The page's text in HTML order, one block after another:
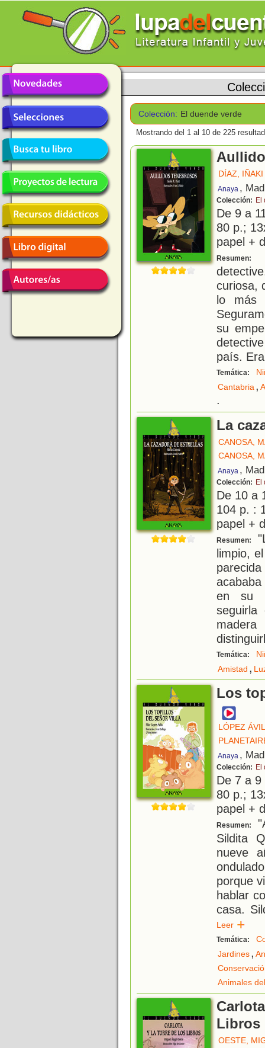
Colección: El duende verde
Mostrando del 1 al 10 de 225
DÍAZ, IÑAKI
Anaya ,
Colección: El
De 9 a
80 p.;
papel +
Resumen:
curiosa,
lo más
su
país. Era
Temática:
Cantabria,
.
La
CANOSA,
CANOSA,
Anaya ,
Colección: El
De 10 a
104 p. :
papel +
Resumen:
limpio,
en su
Temática:
Amistad ,
Los
LÓPEZ
Anaya ,
Colección: El
De 7 a
80 p.;
papel +
Resumen:
Sildita
nueve
porque
hablar
casa.
Leer
Temática:
Jardines,
Animales
Libros
OESTE,